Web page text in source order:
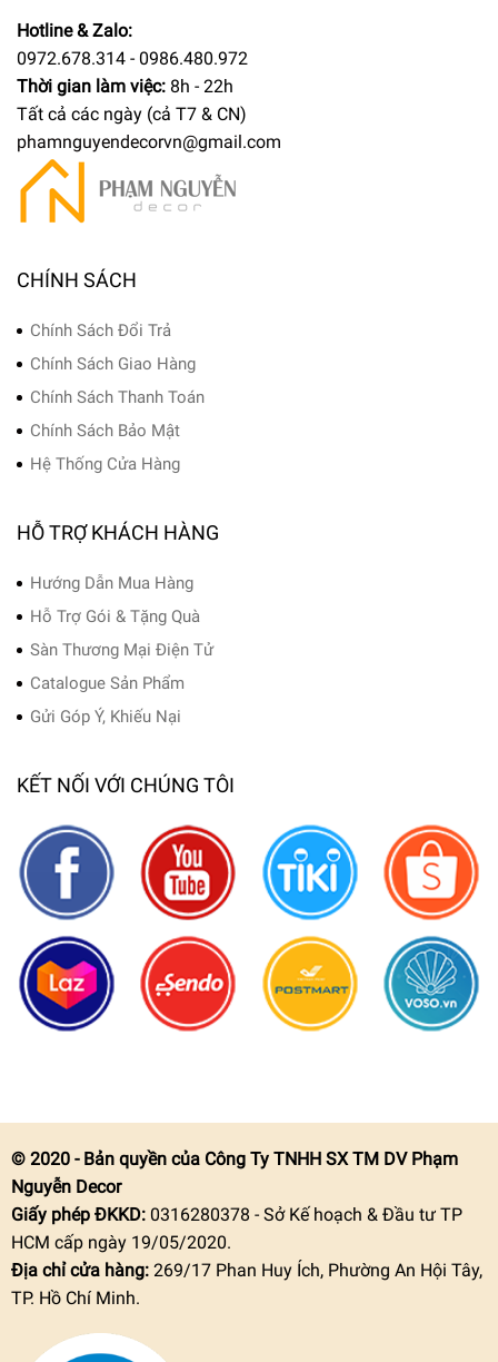
Hotline & Zalo:
0972.678.314 - 0986.480.972
Thời gian làm việc: 8h - 22h
Tất cả các ngày (cả T7 & CN)
phamnguyendecorvn@gmail.com
CHÍNH SÁCH
Chính Sách Đổi Trả
Chính Sách Giao Hàng
Chính Sách Thanh Toán
Chính Sách Bảo Mật
Hệ Thống Cửa Hàng
HỖ TRỢ KHÁCH HÀNG
Hướng Dẫn Mua Hàng
Hỗ Trợ Gói & Tặng Quà
Sàn Thương Mại Điện Tử
Catalogue Sản Phẩm
Gửi Góp Ý, Khiếu Nại
KẾT NỐI VỚI CHÚNG TÔI
© 2020 - Bản quyền của Công Ty TNHH SX TM DV Phạm
Nguyễn Decor
Giấy phép ĐKKD:0316280378 - Sở Kế hoạch & Đầu tư TP
HCM cấp ngày 19/05/2020.
Địa chỉ cửa hàng: 269/17 Phan Huy Ích, Phường An Hội Tây,
TP. Hồ Chí Minh.